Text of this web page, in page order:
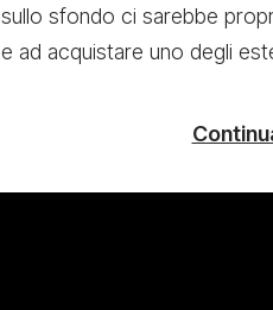
sullo sfondo ci sarebbe
e ad acquistare uno degli